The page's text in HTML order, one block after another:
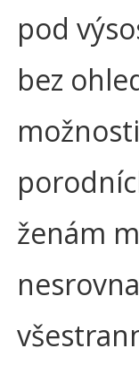
pod
bez
ženám